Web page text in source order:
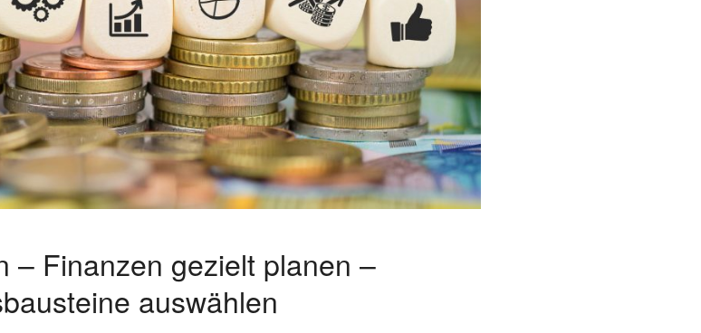
– Finanzen gezielt planen –
auswählen